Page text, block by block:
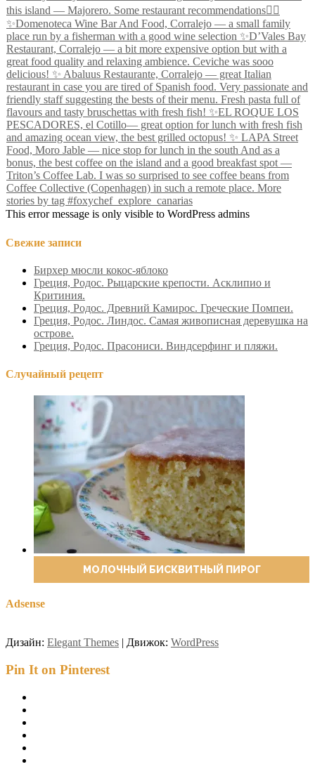
This error message is only visible to WordPress admins
Свежие записи
Бирхер мюсли кокос-яблоко
Греция, Родос. Рыцарские крепости. Асклипио и
Критиния.
Греция, Родос. Древний Камирос. Греческие Помпеи.
Греция, Родос. Линдос. Самая живописная деревушка на
острове.
Греция, Родос. Прасониси. Виндсерфинг и пляжи.
Случайный рецепт
МОЛОЧНЫЙ БИСКВИТНЫЙ ПИРОГ
Adsense
Дизайн: Elegant Themes | Движок: WordPress
Pin It on Pinterest